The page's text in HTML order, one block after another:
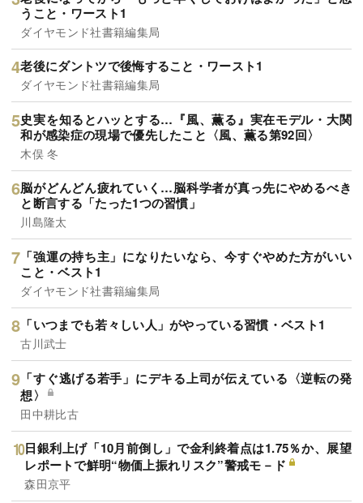
うこと・ワースト1
ダイヤモンド社書籍編集局
老後にダントツで後悔すること・ワースト1
ダイヤモンド社書籍編集局
史実を知るとハッとする…『風、薫る』実在モデル・大関
和が感染症の現場で優先したこと〈風、薫る第92回〉
木俣 冬
脳がどんどん疲れていく…脳科学者が真っ先にやめるべき
と断言する「たった1つの習慣」
川島隆太
「強運の持ち主」になりたいなら、今すぐやめた方がいい
こと・ベスト1
ダイヤモンド社書籍編集局
「いつまでも若々しい人」がやっている習慣・ベスト1
古川武士
「すぐ逃げる若手」にデキる上司が伝えている〈逆転の発
想〉
田中耕比古
日銀利上げ「10月前倒し」で金利終着点は1.75％か、展望
レポートで鮮明“物価上振れリスク”警戒モ－ド
森田京平